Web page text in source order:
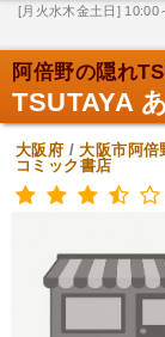
[月火水木金土日] 10:00
阿倍野の隠れ
TSUTAYA
大阪府 /大阪市阿倍
コミック書店